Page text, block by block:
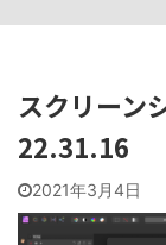
スクリーン
22.31.16
2021年3月4日